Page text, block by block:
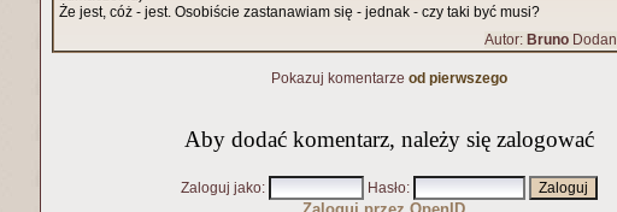
Że jest, cóż - jest. Osobiście zastanawiam się - jednak - czy taki być musi?
Autor: Bruno
Pokazuj komentarze od pierwszego
Aby dodać komentarz, należy się zalogować
Zaloguj jako: Hasło: